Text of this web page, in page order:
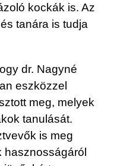
kockák is. Az
tanára is tudja
dr. Nagyné
eszközzel
meg, melyek
tanulását.
is meg
hasznosságáról